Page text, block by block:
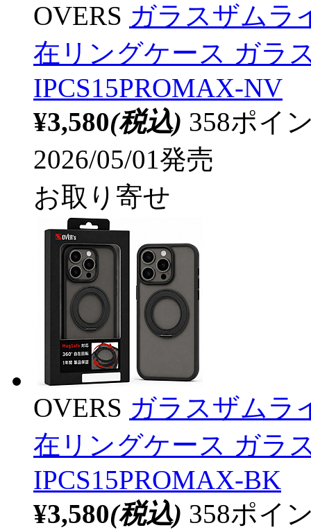
OVERS ガラスザムラ
在リングケース ガラ
IPCS15PROMAX-NV
¥3,580(税込) 358ポイ
2026/05/01発売
お取り寄せ
OVERS ガラスザムラ
在リングケース ガラ
IPCS15PROMAX-BK
¥3,580(税込) 358ポイ